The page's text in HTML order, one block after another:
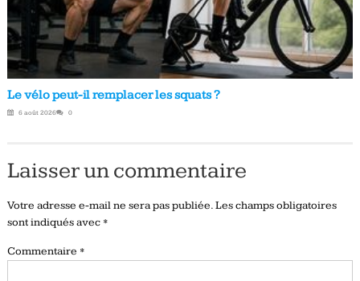
Le vélo peut-il remplacer les squats ?
6 août 2026 0
Laisser un commentaire
Votre adresse e-mail ne sera pas publiée.Les champs obligatoires
sont indiqués avec *
Commentaire *